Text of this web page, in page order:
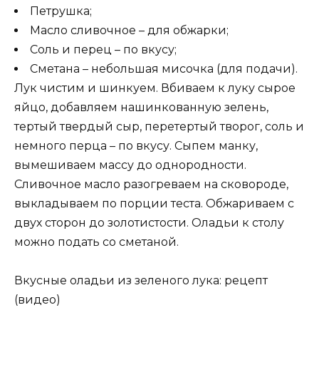
Петрушка;
Масло сливочное – для обжарки;
Соль и перец – по вкусу;
Сметана – небольшая мисочка (для подачи).
Лук чистим и шинкуем. Вбиваем к луку сырое
яйцо, добавляем нашинкованную зелень,
тертый твердый сыр, перетертый творог, соль и
немного перца – по вкусу. Сыпем манку,
вымешиваем массу до однородности.
Сливочное масло разогреваем на сковороде,
выкладываем по порции теста. Обжариваем с
двух сторон до золотистости. Оладьи к столу
можно подать со сметаной.
Вкусные оладьи из зеленого лука: рецепт
(видео)